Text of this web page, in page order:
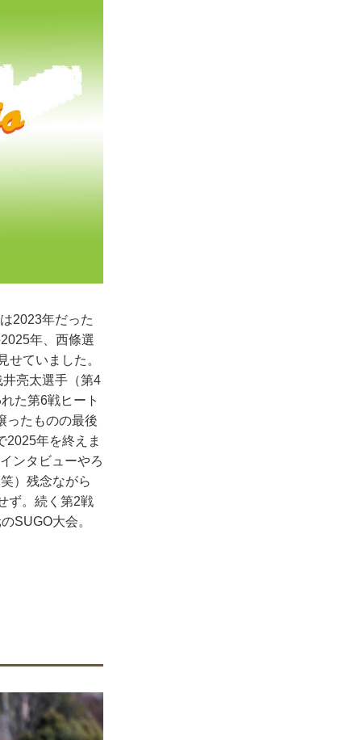
2023年だった
年、西條選
ていました。
亮太選手（第4
た第6戦ヒート
ったものの最後
2025年を終えま
ンタビューやろ
）残念ながら
ず。続く第2戦
SUGO大会。